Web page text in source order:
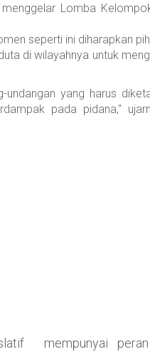
Lomba
seperti ini diharapkan
di wilayahnya untuk
yang harus
pada pidana,"
mempunyai